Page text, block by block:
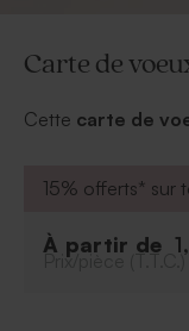
Carte de
Cette carte de
ne manque que
commerciales.
15% offerts* sur
À partir de
Prix/pièce (T.T.C.)